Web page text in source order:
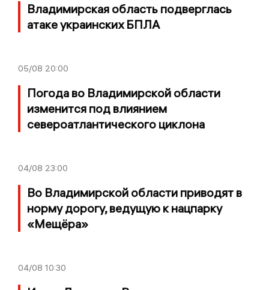
Владимирская область подверглась
атаке украинских БПЛА
05/08 20:00
Погода во Владимирской области
изменится под влиянием
североатлантического циклона
04/08 23:00
Во Владимирской области приводят в
норму дорогу, ведущую к нацпарку
«Мещёра»
04/08 10:30